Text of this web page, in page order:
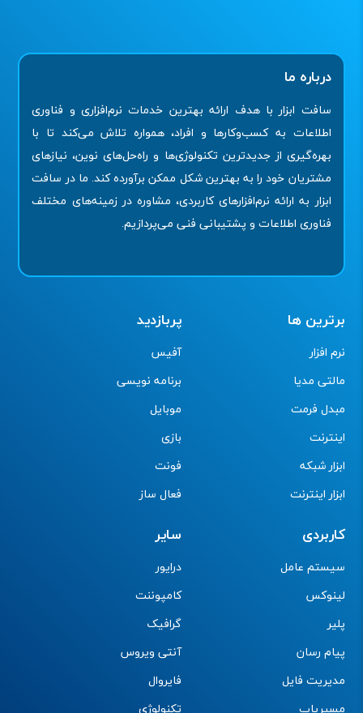
درباره ما
سافت ابزار با هدف ارائه بهترین خدمات نرم‌افزاری و فناوری
اطلاعات به کسب‌وکارها و افراد، همواره تلاش می‌کند تا با
بهره‌گیری از جدیدترین تکنولوژی‌ها و راه‌حل‌های نوین، نیازهای
مشتریان خود را به بهترین شکل ممکن برآورده کند. ما در سافت
ابزار به ارائه نرم‌افزارهای کاربردی، مشاوره در زمینه‌های مختلف
فناوری اطلاعات و پشتیبانی فنی می‌پردازیم.
برترین ها
نرم افزار
مالتی مدیا
مبدل فرمت
اینترنت
ابزار شبکه
ابزار اینترنت
پربازدید
آفیس
برنامه نویسی
موبایل
بازی
فونت
فعال ساز
کاربردی
سیستم عامل
لینوکس
پلیر
پیام رسان
مدیریت فایل
مسیریاب
سایر
درایور
کامپوننت
گرافیک
آنتی ویروس
فایروال
تکنولوژی